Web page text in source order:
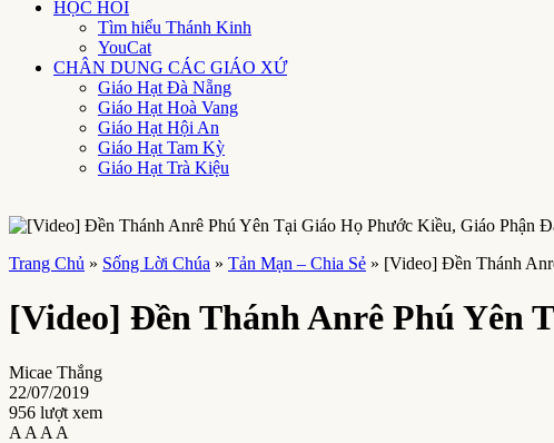
HỌC HỎI
Tìm hiểu Thánh Kinh
YouCat
CHÂN DUNG CÁC GIÁO XỨ
Giáo Hạt Đà Nẵng
Giáo Hạt Hoà Vang
Giáo Hạt Hội An
Giáo Hạt Tam Kỳ
Giáo Hạt Trà Kiệu
Trang Chủ » Sống Lời Chúa » Tản Mạn – Chia Sẻ » [Video] Đền Thánh
[Video] Đền Thánh Anrê Phú Yên
Micae Thắng
22/07/2019
956 lượt xem
A A A A